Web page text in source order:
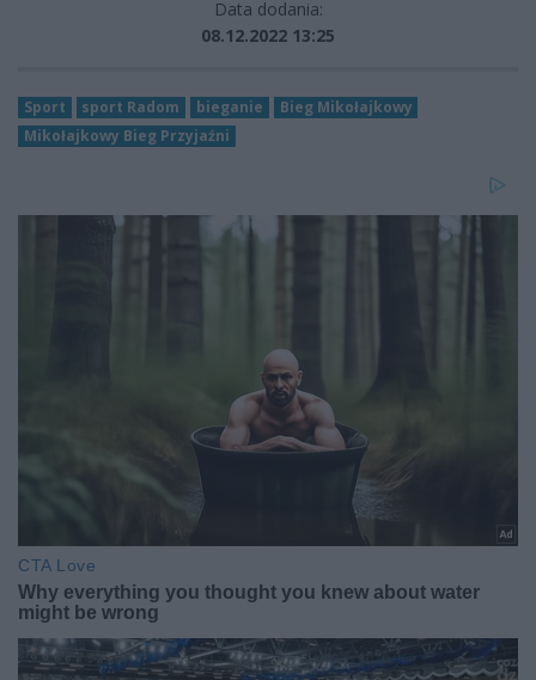
Data dodania:
08.12.2022 13:25
Sport sport Radom bieganie
Bieg Mikołajkowy
Mikołajkowy Bieg Przyjaźni